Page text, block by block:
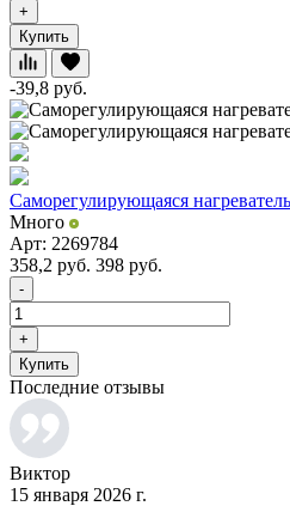
+
Купить
-39,8 руб.
Саморегулирующаяся
Много
Арт: 2269784
358,2 руб. 398 руб.
-
+
Купить
Последние отзывы
Виктор
15 января 2026 г.